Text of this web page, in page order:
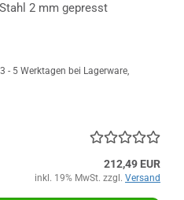
2 mm gepresst
- 5 Werktagen bei Lagerware,
212,49 EUR
inkl. 19% MwSt. zzgl. Versand